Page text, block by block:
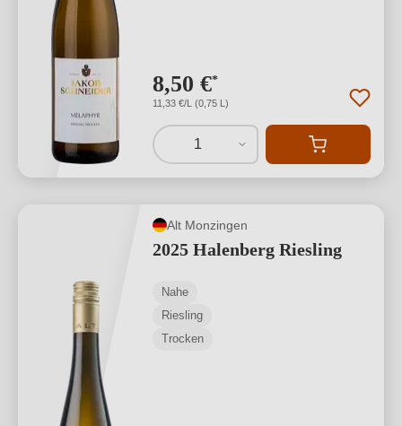
8,50 €*
11,33 €/L (0,75 L)
1
Alt Monzingen
2025 Halenberg Riesling
Nahe
Riesling
Trocken